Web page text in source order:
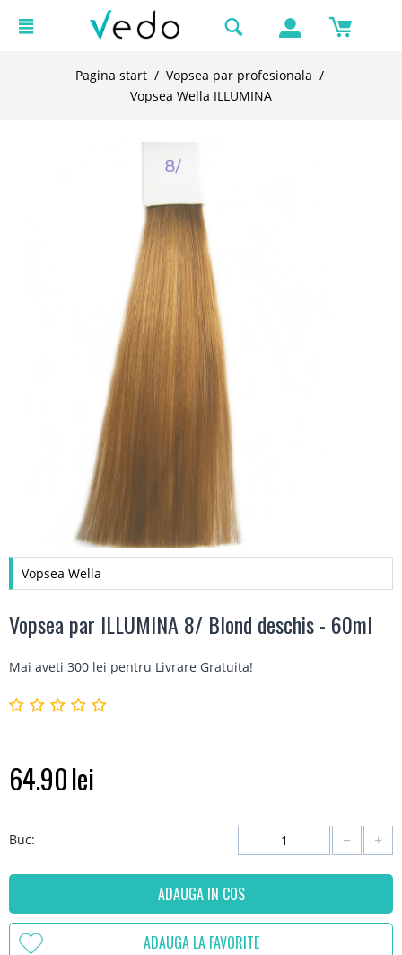
Pagina start / Vopsea par profesionala /
Vopsea Wella ILLUMINA
Vopsea Wella
Vopsea par ILLUMINA 8/ Blond deschis - 60ml
Mai aveti 300 lei pentru Livrare Gratuita!
64.90lei
Buc: +
−
ADAUGA IN COS
ADAUGA LA FAVORITE